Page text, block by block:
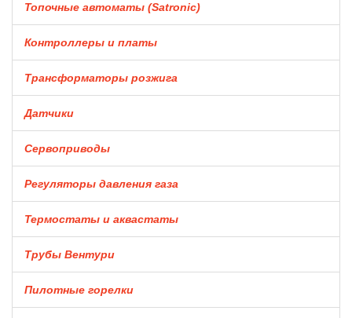
Топочные автоматы (Satronic)
Контроллеры и платы
Трансформаторы розжига
Датчики
Сервоприводы
Регуляторы давления газа
Термостаты и аквастаты
Трубы Вентури
Пилотные горелки